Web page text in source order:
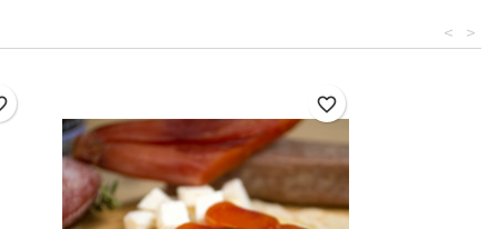
>
<
favorite_border